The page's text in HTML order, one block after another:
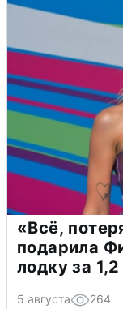
«Всё,
подарила
лодку за
5 августа 264